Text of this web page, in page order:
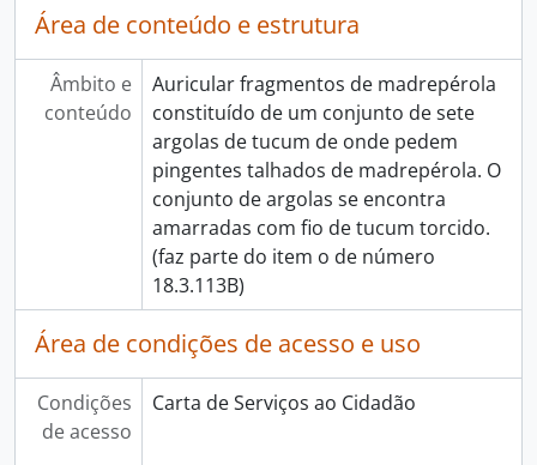
Área de conteúdo e estrutura
Âmbito e
conteúdo
Auricular fragmentos de madrepérola
constituído de um conjunto de sete
argolas de tucum de onde pedem
pingentes talhados de madrepérola. O
conjunto de argolas se encontra
amarradas com fio de tucum torcido.
(faz parte do item o de número
18.3.113B)
Área de condições de acesso e uso
Condições
de acesso
Carta de Serviços ao Cidadão